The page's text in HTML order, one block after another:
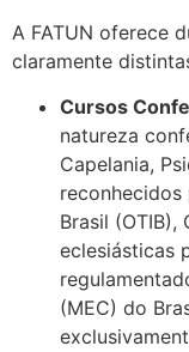
A FATUN oferece
claramente
Cursos
natureza
Capelania,
reconhecidos
Brasil (OTIB),
eclesiásticas
(MEC) do